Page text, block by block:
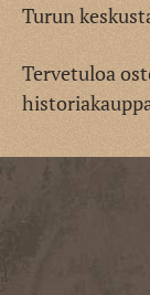
Turun
Tervetuloa